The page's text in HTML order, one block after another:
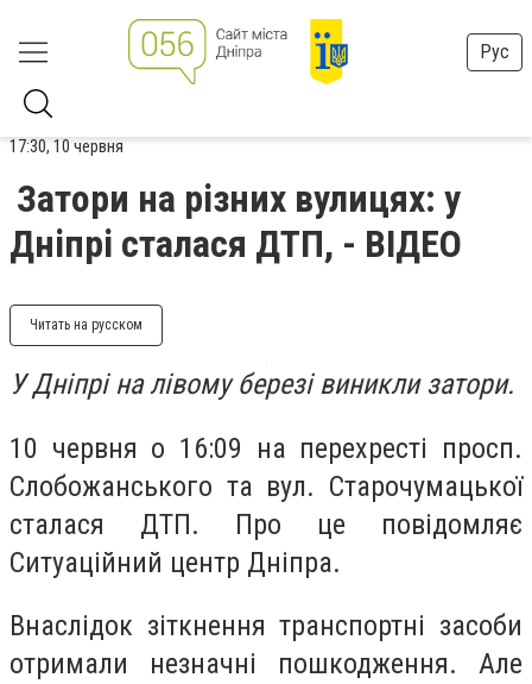
Рус
17:30, 10 червня
Затори на різних вулицях: у
Дніпрі сталася ДТП, - ВІДЕО
Читать на русском
У Дніпрі на лівому березі виникли затори.
10 червня о 16:09 на перехресті просп.
Слобожанського та вул. Старочумацької
сталася ДТП. Про це повідомляє
Ситуаційний центр Дніпра.
Внаслідок зіткнення транспортні засоби
отримали незначні пошкодження. Але